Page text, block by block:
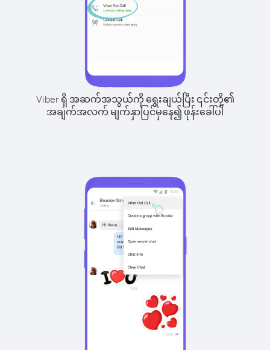
Viber ရှိ အဆက်အသွယ်ကို ရွေးချယ်ပြီး ၎င်းတို့၏
အချက်အလက် မျက်နှာပြင်မှနေ၍ ဖုန်းခေါ်ပါ